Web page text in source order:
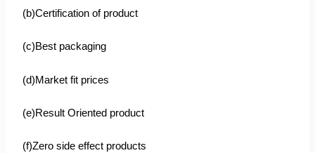
(b)Certification of product
(c)Best packaging
(d)Market fit prices
(e)Result Oriented product
(f)Zero side effect products